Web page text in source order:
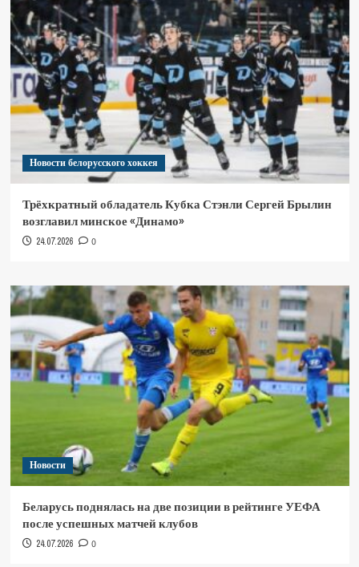
Новости белорусского хоккея
Трёхкратный обладатель Кубка Стэнли Сергей Брылин
возглавил минское «Динамо»
24.07.2026 0
Новости
Беларусь поднялась на две позиции в рейтинге УЕФА
после успешных матчей клубов
24.07.2026 0